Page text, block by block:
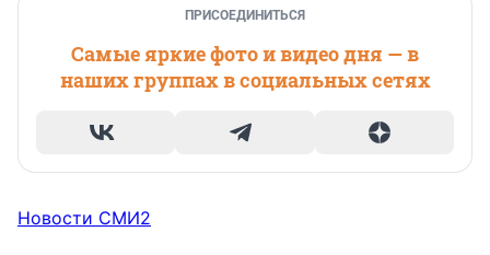
ПРИСОЕДИНИТЬСЯ
Самые яркие фото и видео дня — в
наших группах в социальных сетях
Новости СМИ2